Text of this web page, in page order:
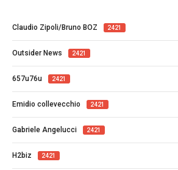
Claudio Zipoli/Bruno BOZ 2421
Outsider News 2421
657u76u 2421
Emidio collevecchio 2421
Gabriele Angelucci 2421
H2biz 2421